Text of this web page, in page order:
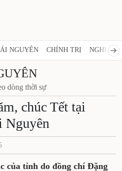
NGUYÊN CHÍNH TRỊ NGHỊ
dòng thời sự
chúc Tết tại
Nguyên
của tỉnh do đồng chí Đặng